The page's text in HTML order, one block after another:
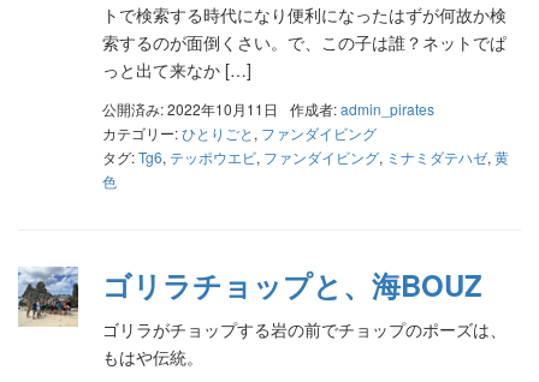
トで検索する時代になり便利になったはずが何故か検
索するのが面倒くさい。で、この子は誰？ネットでぱ
っと出て来なか […]
公開済み: 2022年10月11日 作成者:admin_pirates
カテゴリー:ひとりごと , ファンダイビング
タグ:Tg6, テッポウエビ, ファンダイビング, ミナミダテハゼ, 黄
色
ゴリラチョップと、海BOUZ
ゴリラがチョップする岩の前でチョップのポーズは、
もはや伝統。